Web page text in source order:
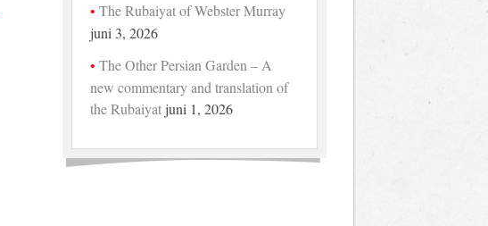
The Rubaiyat of Webster Murray
juni 3, 2026
The Other Persian Garden – A
new commentary and translation of
the Rubaiyat juni 1, 2026